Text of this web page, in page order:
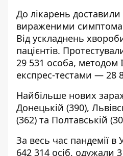
До лікарень доставили
вираженими
Від ускладнень
пацієнтів.
29 531 особа, методом
експрес-тестами — 28
Найбільше нових
Донецькій (390),
(362) та Полтавській
За весь час пандемії в
642 314 осіб, одужали